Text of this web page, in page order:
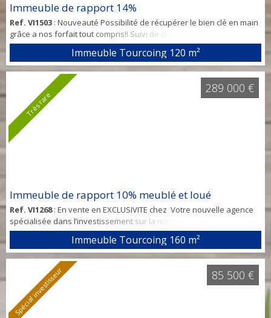
Immeuble de rapport 14%
Ref. VI1503 : Nouveauté Possibilité de récupérer le bien clé en main
grâce a nos forfait tout compris!! Suivi de chantier ameublement
décoration mise en place de locataire A partir de 2500 euros En
vente chez Votre nouvelle agence spécialisée dans
l’investissement sur la métropole. Contact Domenico 0761136226
Immeuble de rapport 13% Secteur Tourcoing à proximité immédiate
Immeuble Tourcoing 120 m²
Très rare
Immeuble de rapport 10% meublé et loué
Ref. VI1268: En vente en EXCLUSIVITE chez Votre nouvelle agence
spécialisée dans l’investissement sur la métropole. Contact
Domenico 0761136226 Immeuble de rapport 9 % vendu meublé et
loué Secteur Tourcoing centre à proximité immédiate des
transports en commun, des universités et des commodités ce qui
conviendra parfaitement pour une colocation de 6 personnes pour
étudiants et...
Immeuble Tourcoing 160 m²
289 000 €
Spécial investisseur 85 500 €